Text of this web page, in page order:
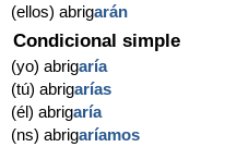
(ellos) abrigarán
Condicional simple
(yo) abrigaría
(tú) abrigarías
(él) abrigaría
(ns) abrigaríamos